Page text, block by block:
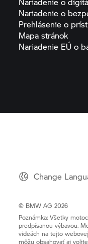
Nariadenie o
Prehlásenie o
Mapastránok
Nariadenie EÚ o
Change
© BMW AG 2026
Poznámka: Všetky
predpísanou výbavou.
videách na tejto
môžu obsahovať aj